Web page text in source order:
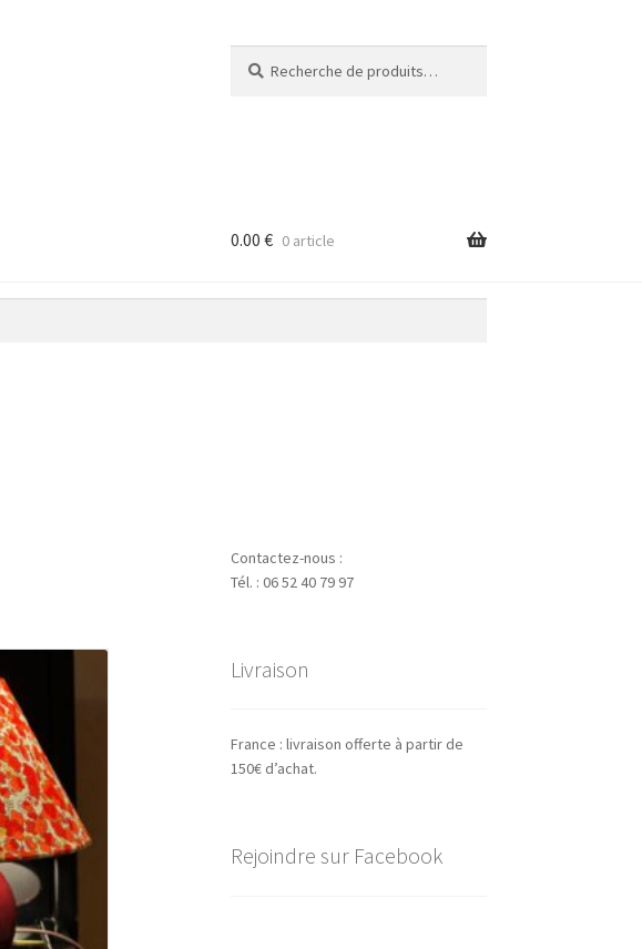
pour :
0.00 € 0 article
Contactez-nous :
Tél. : 06 52 40 79 97
Livraison
France : livraison offerte à partir de
150€ d’achat.
Rejoindre sur Facebook